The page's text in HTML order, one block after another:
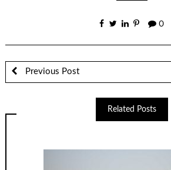
0
Previous Post
Related Posts